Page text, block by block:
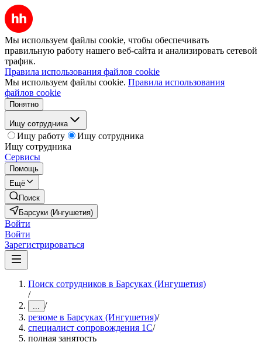
Мы используем файлы cookie, чтобы обеспечивать
правильную работу нашего веб-сайта и анализировать сетевой
трафик.
Правила использования файлов cookie
Мы используем файлы cookie. Правила использования
файлов cookie
Понятно
Ищу сотрудника
Ищу работу
Ищу сотрудника
Ищу сотрудника
Сервисы
Помощь
Ещё
Поиск
Барсуки (Ингушетия)
Войти
Войти
Зарегистрироваться
Поиск сотрудников в Барсуках (Ингушетия)
/
... /
резюме в Барсуках (Ингушетия)/
специалист сопровождения 1С/
полная занятость